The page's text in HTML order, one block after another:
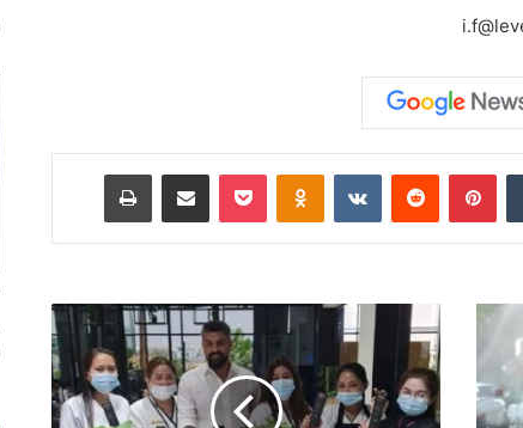
‏Tumblr بينتيريست ‏Reddit
‏VKontakte
Odnoklassniki
‫Pocket مشاركة عبر البريد طباعة
خ
ب
ي
ر